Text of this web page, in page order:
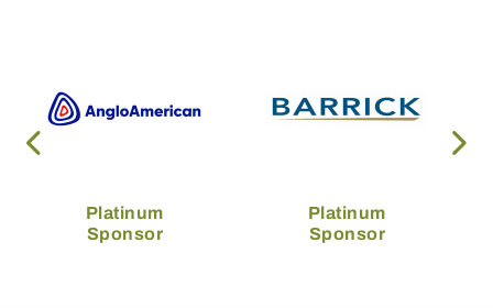
Platinum
Sponsor
Platinum
Sponsor